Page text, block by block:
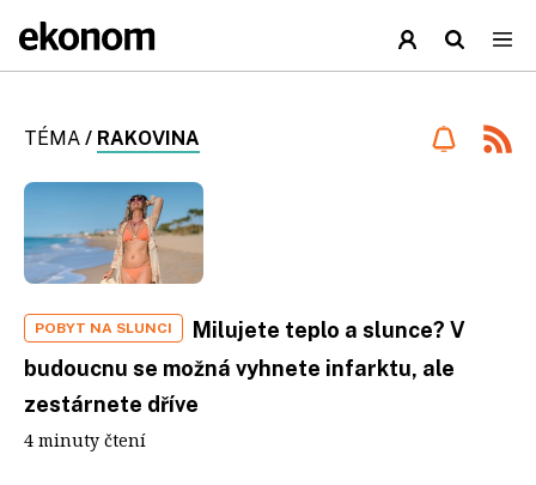
TÉMA / RAKOVINA
POBYT NA SLUNCI
Milujete teplo a slunce? V
budoucnu se možná vyhnete infarktu, ale
zestárnete dříve
4 minuty čtení